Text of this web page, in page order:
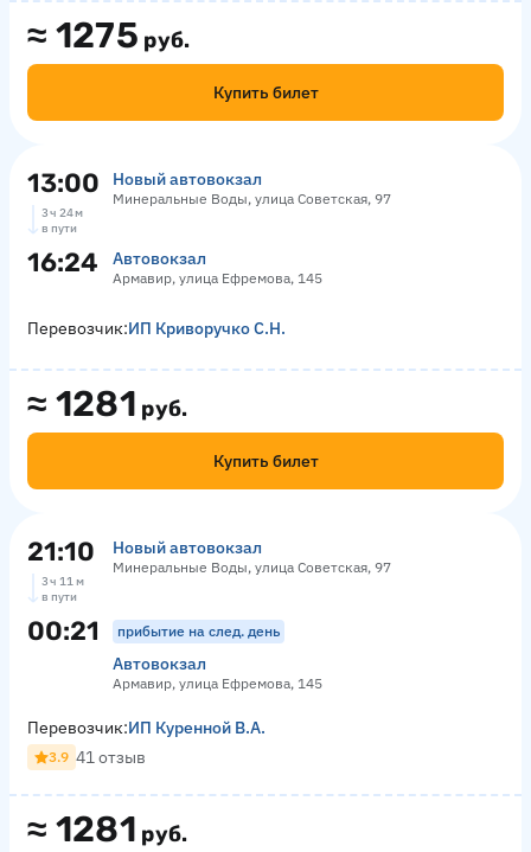
≈ 1275 руб.
Купить билет
13:00 Новый автовокзал
Минеральные Воды, улица Советская, 97
3 ч 24 м
в пути
16:24 Автовокзал
Армавир, улица Ефремова, 145
≈ 1281 руб.
Купить билет
Перевозчик:ИП Криворучко С.Н.
21:10 Новый автовокзал
Минеральные Воды, улица Советская, 97
3 ч 11 м
в пути
00:21 прибытие на след. день
Автовокзал
Армавир, улица Ефремова, 145
≈ 1281 руб.
Перевозчик:ИП Куренной В.А.
3.9 41 отзыв